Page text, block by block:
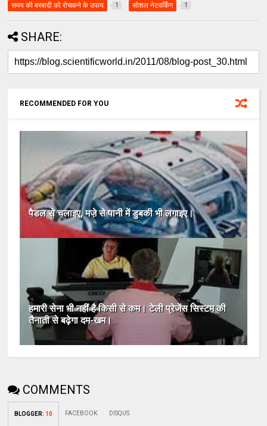
समय की बरबादी को रोचकने के उपाय 1 सोशल नेटवर्किंग 1
SHARE:
RECOMMENDED FOR YOU
पैडल से चलाइए, मजे़ से पानी में डुबकी भी लगाइए।
हमारी सेना भी नहीं है किसी से कम। टेली प्रेजेंस सिस्टम की
तैनाती से बढ़ेगा दम-खम।
COMMENTS
BLOGGER: 10 FACEBOOK DISQUS